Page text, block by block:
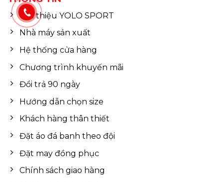
Giới thiệu YOLO SPORT
Nhà máy sản xuất
Hệ thống cửa hàng
Chương trình khuyến mãi
Đổi trả 90 ngày
Hướng dẫn chọn size
Khách hàng thân thiết
Đặt áo đá banh theo đội
Đặt may đồng phục
Chính sách giao hàng